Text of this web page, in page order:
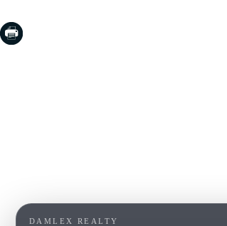
DAMLEX REALTY